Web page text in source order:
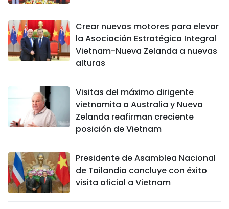
Crear nuevos motores para elevar
la Asociación Estratégica Integral
Vietnam-Nueva Zelanda a nuevas
alturas
Visitas del máximo dirigente
vietnamita a Australia y Nueva
Zelanda reafirman creciente
posición de Vietnam
Presidente de Asamblea Nacional
de Tailandia concluye con éxito
visita oficial a Vietnam